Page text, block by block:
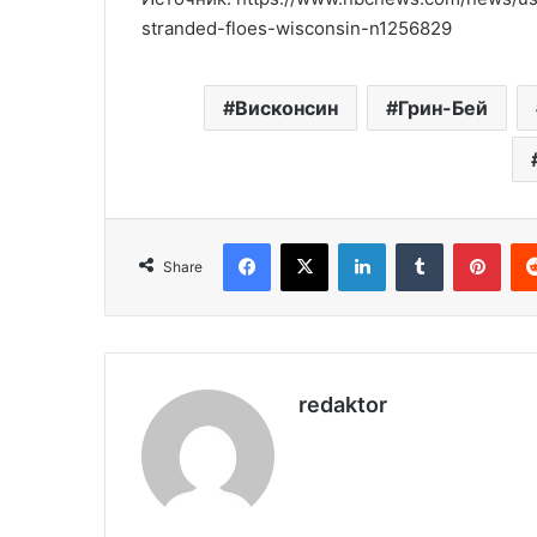
stranded-floes-wisconsin-n1256829
Висконсин Грин-Бей
Share
redaktor